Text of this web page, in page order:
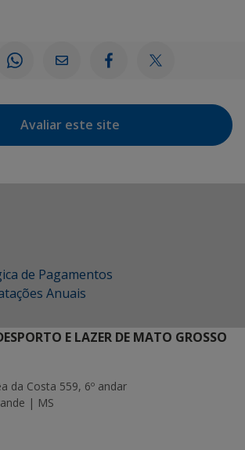
Avaliar este site
de Pagamentos
Anuais
E LAZER DE MATO GROSSO
da Costa 559, 6º andar
| MS